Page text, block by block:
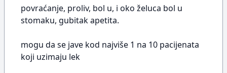
povraćanje, proliv, bol u, i oko želuca bol u
stomaku, gubitak apetita.
mogu da se jave kod najviše 1 na 10 pacijenata
koji uzimaju lek